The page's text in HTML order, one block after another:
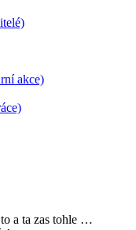
akce)
to a ta zas tohle …